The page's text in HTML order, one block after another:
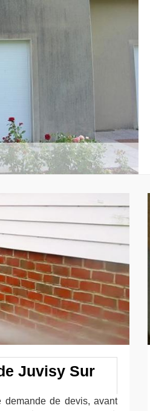
Juvisy Sur
demande de devis, avant